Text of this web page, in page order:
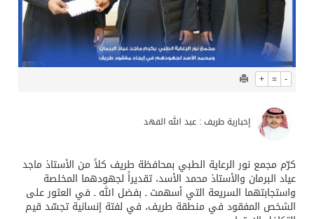
+ = -
إخبارية طريف : عبد الله الفهد
كرّم مجمع نور الرعاية الطبي بمحافظة طريف كلاً من الأستاذ ماجد
عياد البرمان والأستاذ محمد الأسد، تقديراً لجهودهما المخلصة
واستجابتهما السريعة التي أسهمت ـ بفضل الله ـ في العثور على
الشخص المفقود في منطقة طريف، في لفتة إنسانية تجسّد قيم